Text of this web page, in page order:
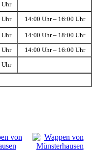
Uhr
Uhr 14:00 Uhr – 16:00 Uhr
Uhr 14:00 Uhr – 18:00 Uhr
Uhr 14:00 Uhr – 16:00 Uhr
Uhr